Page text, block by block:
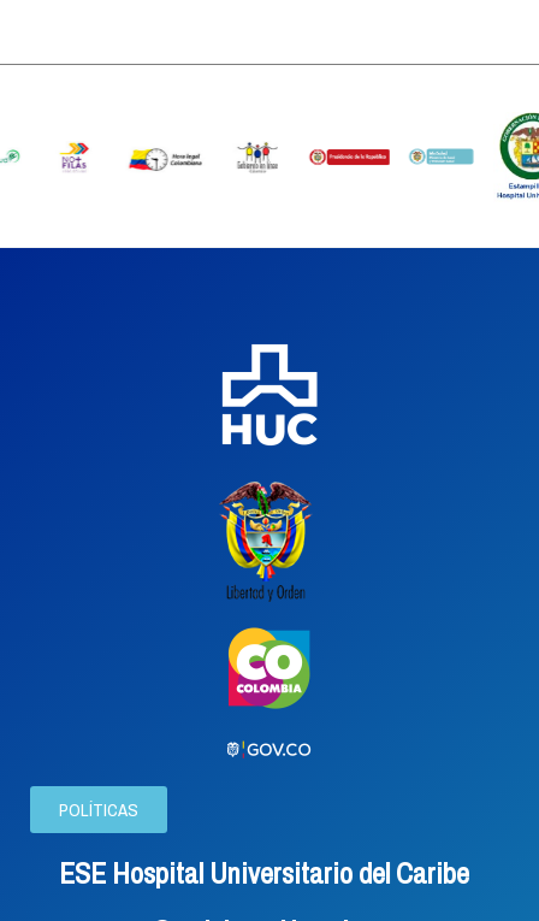
POLÍTICAS
ESE Hospital Universitario del Caribe